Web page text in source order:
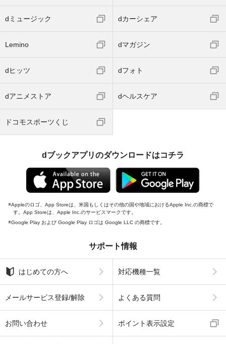
dミュージック dカーシェア
Lemino dマガジン
dヒッツ dフォト
dアニメストア dヘルスケア
ドコモスポーツくじ
dブックアプリのダウンロードはコチラ
Appleのロゴ、App Storeは、米国もしくはその他の国や地域におけるApple Inc.の商標で
す。App Storeは、Apple Inc.のサービスマークです。
Google Play および Google Play ロゴは Google LLC の商標です。
サポート情報
はじめての方へ 対応機種一覧
メールサービス登録/解除 よくある質問
お問い合わせ ポイント表示設定